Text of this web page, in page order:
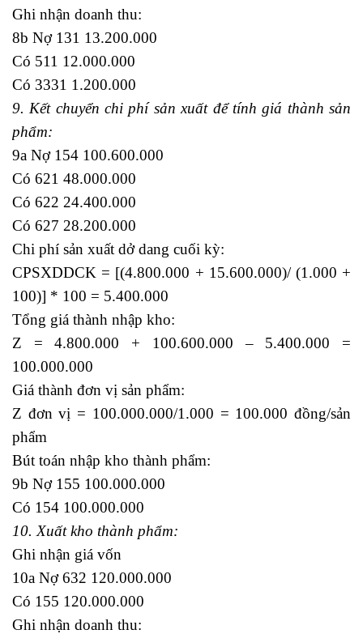
Ghi nhận doanh thu:
8b Nợ 131 13.200.000
Có 511 12.000.000
Có 3331 1.200.000
9. Kết chuyển chi phí sản xuất để tính giá thành sản
phẩm:
9a Nợ 154 100.600.000
Có 621 48.000.000
Có 622 24.400.000
Có 627 28.200.000
Chi phí sản xuất dở dang cuối kỳ:
CPSXDDCK = [(4.800.000 + 15.600.000)/ (1.000 +
100)] * 100 = 5.400.000
Tổng giá thành nhập kho:
Z = 4.800.000 + 100.600.000 – 5.400.000 =
100.000.000
Giá thành đơn vị sản phẩm:
Z đơn vị = 100.000.000/1.000 = 100.000 đồng/sản
phẩm
Bút toán nhập kho thành phẩm:
9b Nợ 155 100.000.000
Có 154 100.000.000
10. Xuất kho thành phẩm:
Ghi nhận giá vốn
10a Nợ 632 120.000.000
Có 155 120.000.000
Ghi nhận doanh thu: